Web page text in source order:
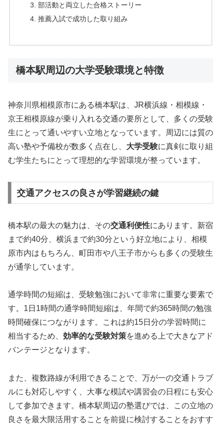
部活動と両立した合格ストーリー
推薦入試で成功した取り組み
橋本駅周辺の大学受験環境と特徴
神奈川県相模原市にある橋本駅は、JR横浜線・相模線・
京王相模原線が乗り入れる交通の要所として、多くの受験
生にとって通いやすい立地となっています。周辺には質の
高い塾や予備校が数多く点在し、 大学受験に真剣に取り組
む学生たちにとって理想的な学習環境が整っています。
交通アクセスの良さが学習継続の鍵
橋本駅の最大の魅力は、その交通利便性にあります。新宿
まで約40分、横浜まで約30分という好立地により、相模
原市内はもちろん、町田市や八王子市からも多くの受験生
が通学しています。
通学時間の短縮は、受験勉強において非常に重要な要素で
す。1日1時間の通学時間短縮は、年間で約365時間の勉強
時間確保につながります。これは約15日分の学習時間に
相当するため、 効率的な受験対策を進める上で大きなアド
バンテージとなります。
また、複数路線が利用できることで、万が一の交通トラブ
ルにも対応しやすく、大事な模試や講習会の日程にも安心
して参加できます。橋本駅周辺の塾選びでは、この立地の
良さを最大限活用することを前提に検討することをおすす